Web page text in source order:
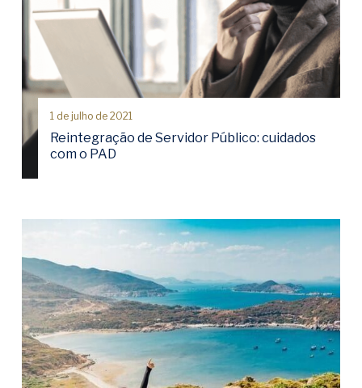
1 de julho de 2021
Reintegração de Servidor Público: cuidados
com o PAD